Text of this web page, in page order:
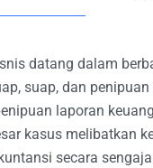
datang dalam
suap, dan
laporan
kasus melibatkan
secara